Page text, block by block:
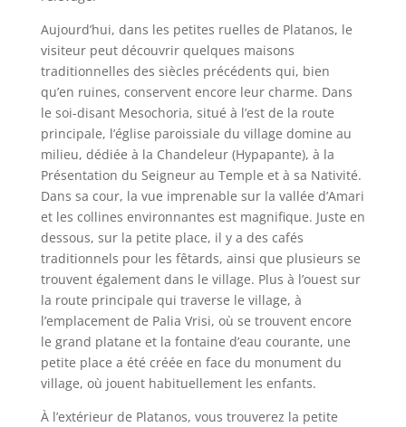
Aujourd’hui, dans les petites ruelles de Platanos, le
visiteur peut découvrir quelques maisons
traditionnelles des siècles précédents qui, bien
qu’en ruines, conservent encore leur charme. Dans
le soi-disant Mesochoria, situé à l’est de la route
principale, l’église paroissiale du village domine au
milieu, dédiée à la Chandeleur (Hypapante), à la
Présentation du Seigneur au Temple et à sa Nativité.
Dans sa cour, la vue imprenable sur la vallée d’Amari
et les collines environnantes est magnifique. Juste en
dessous, sur la petite place, il y a des cafés
traditionnels pour les fêtards, ainsi que plusieurs se
trouvent également dans le village. Plus à l’ouest sur
la route principale qui traverse le village, à
l’emplacement de Palia Vrisi, où se trouvent encore
le grand platane et la fontaine d’eau courante, une
petite place a été créée en face du monument du
village, où jouent habituellement les enfants.
À l’extérieur de Platanos, vous trouverez la petite